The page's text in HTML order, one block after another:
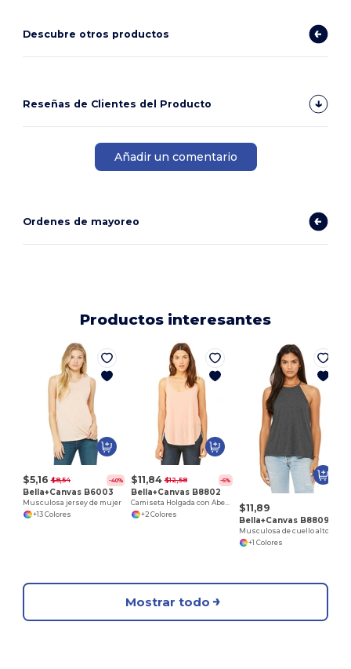
Descubre otros productos
Reseñas de Clientes del Producto
Añadir un comentario
Ordenes de mayoreo
Productos interesantes
$5,16 $8,54 -40%
Bella+Canvas B6003
Musculosa jersey de mujer
+13 Colores
$11,84 $12,58 -6%
Bella+Canvas B8802
Camiseta Holgada con Abertura Lateral para Mujer
+2 Colores
$11,89
Bella+Canvas B8809
+1 Colores
Mostrar todo